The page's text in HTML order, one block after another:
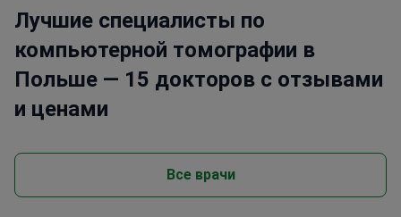
Лучшие специалисты по
компьютерной томографии в
Польше — 15 докторов с отзывами
и ценами
Все врачи